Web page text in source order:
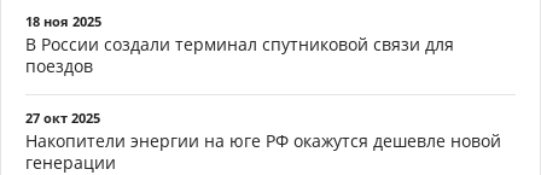
18 ноя 2025
В России создали терминал спутниковой связи для
поездов
27 окт 2025
Накопители энергии на юге РФ окажутся дешевле новой
генерации